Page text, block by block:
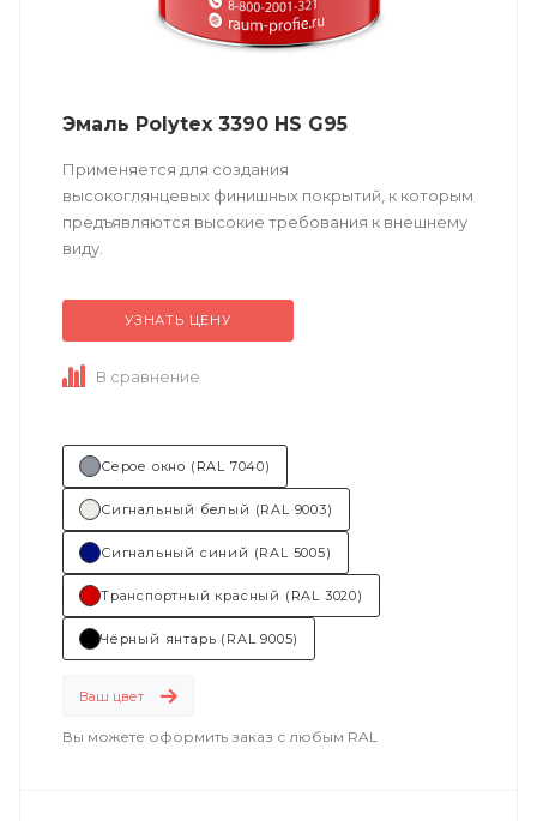
Эмаль Polytex 3390 HS G95
Применяется для создания
высокоглянцевых финишных покрытий, к которым
предъявляются высокие требования к внешнему
виду.
Техническо е описание
Состав (тип связующего):
Основные...
УЗНАТЬ ЦЕНУ
В сравнение
Серое окно (RAL 7040)
Сигнальный белый (RAL 9003)
Сигнальный синий (RAL 5005)
Транспортный красный (RAL 3020)
Чёрный янтарь (RAL 9005)
Ваш цвет
Вы можете оформить заказ с любым RAL